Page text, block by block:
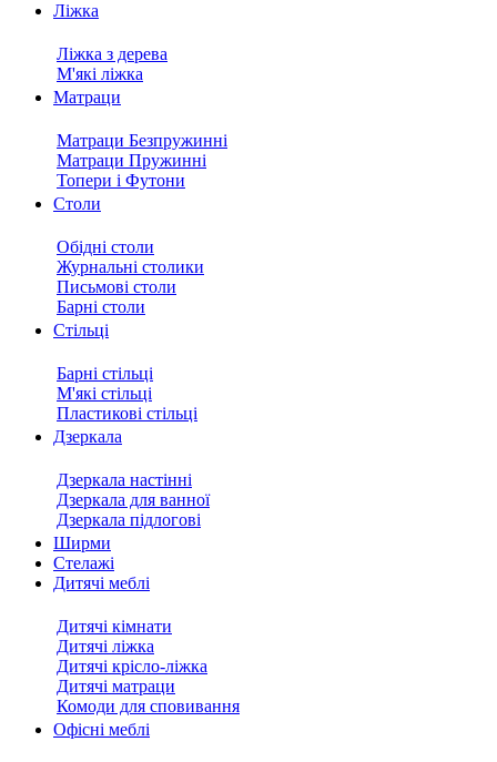
Ліжка
Ліжка з дерева
М'які ліжка
Матраци
Матраци Безпружинні
Матраци Пружинні
Топери і Футони
Столи
Обідні столи
Журнальні столики
Письмові столи
Барні столи
Стільці
Барні стільці
М'які стільці
Пластикові стільці
Дзеркала
Дзеркала настінні
Дзеркала для ванної
Дзеркала підлогові
Ширми
Стелажі
Дитячі меблі
Дитячі кімнати
Дитячі ліжка
Дитячі крісло-ліжка
Дитячі матраци
Комоди для сповивання
Офісні меблі